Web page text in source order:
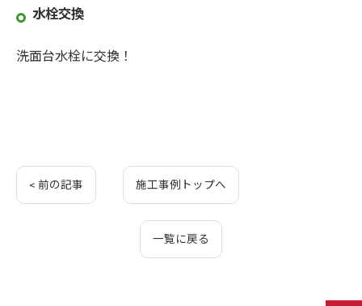
水栓交換
洗面台水栓に交換！
< 前の記事 施工事例トップへ
一覧に戻る